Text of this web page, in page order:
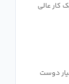
کار عالی
دوست